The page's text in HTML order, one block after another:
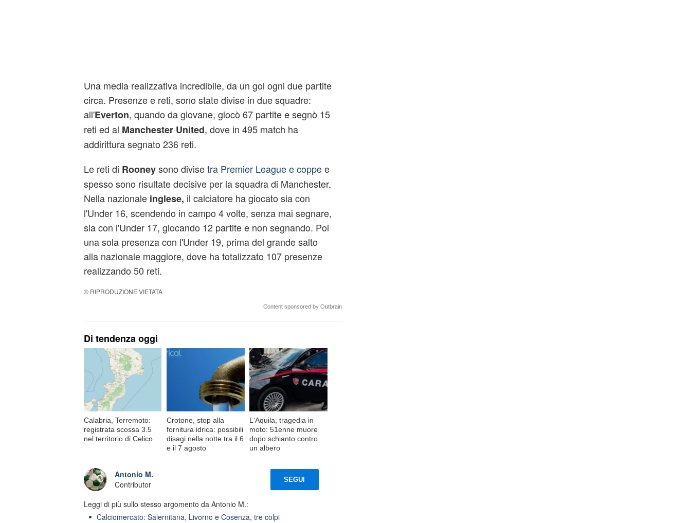
Una media realizzativa incredibile, da un gol ogni due partite
circa. Presenze e reti, sono state divise in due squadre:
all'Everton, quando da giovane, giocò 67 partite e segnò 15
reti ed al Manchester United, dove in 495 match ha
addirittura segnato 236 reti.
Le reti di Rooneysono divisetra Premier League e coppee
spesso sono risultate decisive per la squadra di Manchester.
Nella nazionale inglese, il calciatore ha giocato sia con
l'Under 16, scendendo in campo 4 volte, senza mai segnare,
sia con l'Under 17, giocando 12 partite e non segnando. Poi
una sola presenza con l'Under 19, prima del grande salto
alla nazionale maggiore, dove ha totalizzato 107 presenze
realizzando 50 reti.
© RIPRODUZIONE VIETATA
Content sponsored by Outbrain
Di tendenza oggi
Calabria, Terremoto:
registrata scossa 3.5
nel territorio di Celico
Crotone, stop alla
fornitura idrica: possibili
disagi nella notte tra il 6
e il 7 agosto
L'Aquila, tragedia in
moto: 51enne muore
dopo schianto contro
un albero
Antonio M.
Contributor
SEGUI
Leggi di più sullo stesso argomento da Antonio M.:
Calciomercato: Salernitana, Livorno e Cosenza, tre colpi